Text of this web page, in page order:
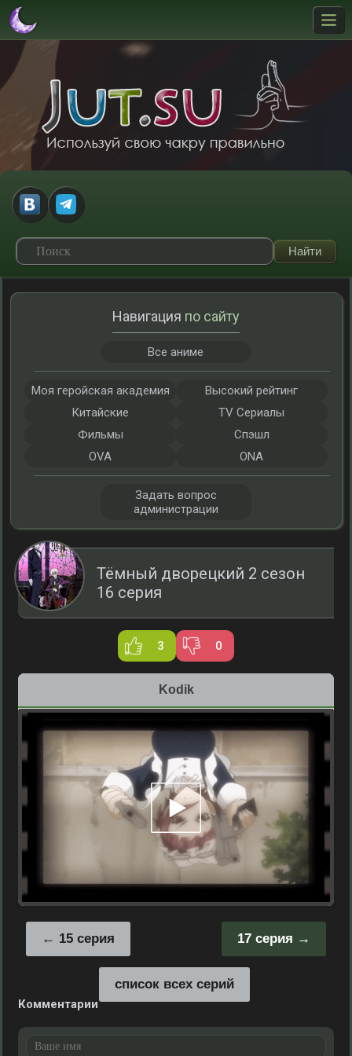
Тёмный дворецкий 2 сезон
16 серия
3 0
Kodik
17 серия
15 серия
список всех серий
Комментарии
Навигация по сайту
Все аниме
Моя геройская академия
Высокий рейтинг
Китайские
TV Сериалы
Фильмы
Спэшл
OVA
ONA
Задать вопрос
администрации